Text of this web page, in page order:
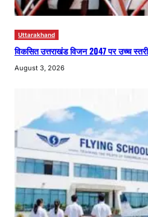
Uttarakhand
विकसित उत्तराखंड विजन 2047 पर उच्च
August 3, 2026